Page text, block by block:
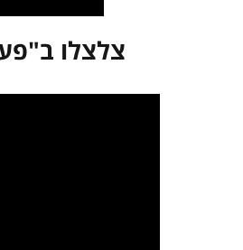
צלצלו